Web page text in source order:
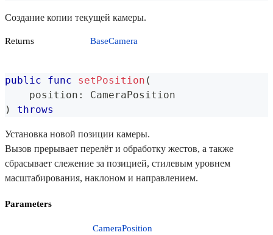
Создание копии текущей камеры.
Returns BaseCamera
public func setPosition (
    position
:
CameraPosition
)
throws
Установка новой позиции камеры.
Вызов прерывает перелёт и обработку жестов, а также
сбрасывает слежение за позицией, стилевым уровнем
масштабирования, наклоном и направлением.
Parameters
CameraPosition